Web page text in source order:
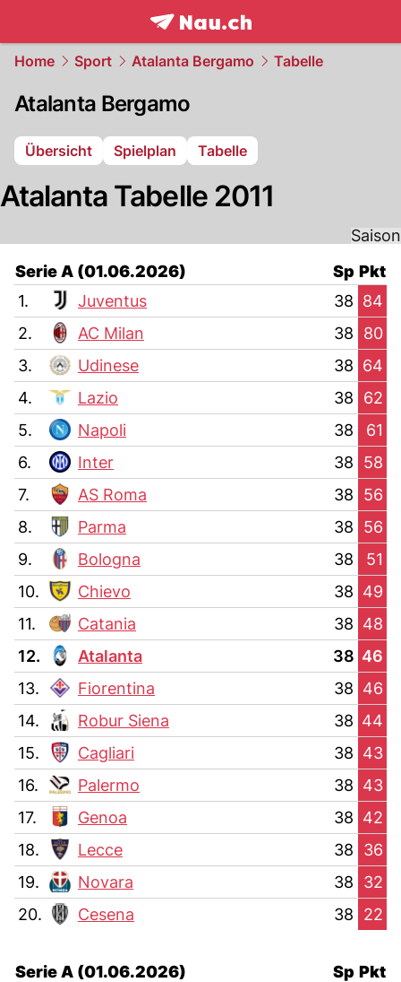
frontpage.NAU.ch
Home Sport Atalanta Bergamo Tabelle
Atalanta Bergamo
Übersicht Spielplan Tabelle
Atalanta Tabelle 2011
Saison
Serie A (01.06.2026)
Sp Pkt
1.
Juventus 38 84
2.
AC Milan 38
80
3.
Udinese 38 64
4.
Lazio 38
62
5.
Napoli 38
61
6.
Inter 38
58
7.
AS Roma 38
56
8.
Parma 38
56
9.
Bologna 38
51
10.
Chievo 38 49
11.
Catania 38 48
12.
Atalanta 38 46
13.
Fiorentina 38 46
14.
Robur Siena 38 44
15.
Cagliari 38 43
16.
Palermo 38 43
17.
Genoa 38 42
18.
Lecce 38
36
19.
Novara 38
32
20.
Cesena 38 22
Serie A (01.06.2026) Sp Pkt